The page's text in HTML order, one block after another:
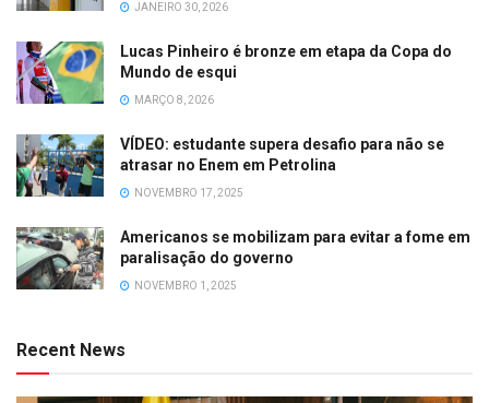
JANEIRO 30, 2026
Lucas Pinheiro é bronze em etapa da Copa do
Mundo de esqui
MARÇO 8, 2026
VÍDEO: estudante supera desafio para não se
atrasar no Enem em Petrolina
NOVEMBRO 17, 2025
Americanos se mobilizam para evitar a fome em
paralisação do governo
NOVEMBRO 1, 2025
Recent News